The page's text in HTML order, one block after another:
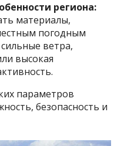
региона:
материалы,
погодным
ветра,
высокая
параметров
безопасность и